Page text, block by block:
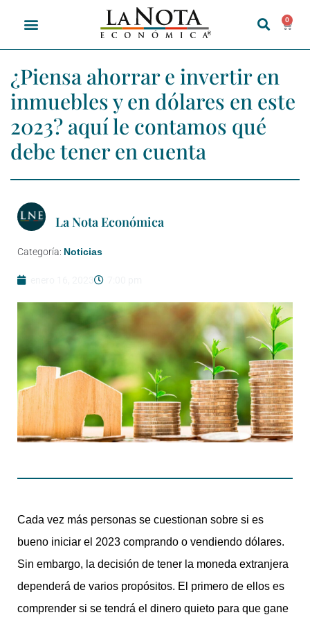
0
¿Piensa ahorrar e invertir en
inmuebles y en dólares en este
2023? aquí le contamos qué
debe tener en cuenta
La Nota Económica
Categoría: Noticias
Cada vez más personas se cuestionan sobre si es
bueno iniciar el 2023 comprando o vendiendo dólares.
Sin embargo, la decisión de tener la moneda extranjera
dependerá de varios propósitos. El primero de ellos es
comprender si se tendrá el dinero quieto para que gane